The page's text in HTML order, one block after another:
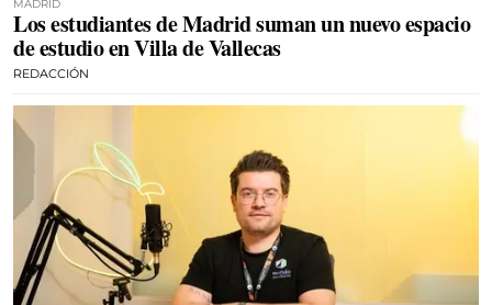
MADRID
Los estudiantes de Madrid suman un nuevo espacio
de estudio en Villa de Vallecas
REDACCIÓN